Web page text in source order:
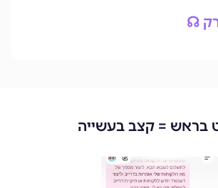
☊
בראש = קצב בעשייה